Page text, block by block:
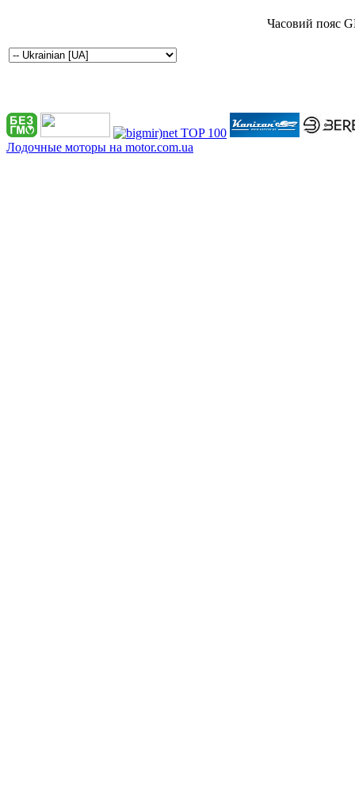
Часовий пояс
Лодочные моторы на motor.com.ua